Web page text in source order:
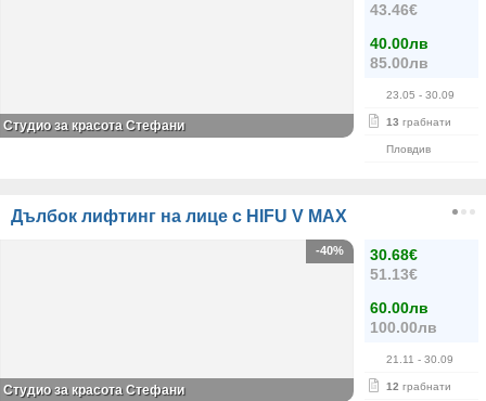
43.46€
40.00лв
85.00лв
23.05 - 30.09
13 грабнати
Пловдив
Студио за красота Стефани
Дълбок лифтинг на лице с HIFU V MAX
30.68€
51.13€
60.00лв
100.00лв
21.11 - 30.09
12 грабнати
-40%
Студио за красота Стефани